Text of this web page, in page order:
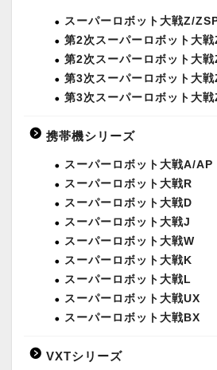
スーパーロボット大戦Z/
第2次スーパーロボット大
第2次スーパーロボット大
第3次スーパーロボット大
第3次スーパーロボット大
携帯機シリーズ
スーパーロボット大戦A/AP
スーパーロボット大戦R
スーパーロボット大戦D
スーパーロボット大戦J
スーパーロボット大戦W
スーパーロボット大戦K
スーパーロボット大戦L
スーパーロボット大戦UX
スーパーロボット大戦BX
VXTシリーズ